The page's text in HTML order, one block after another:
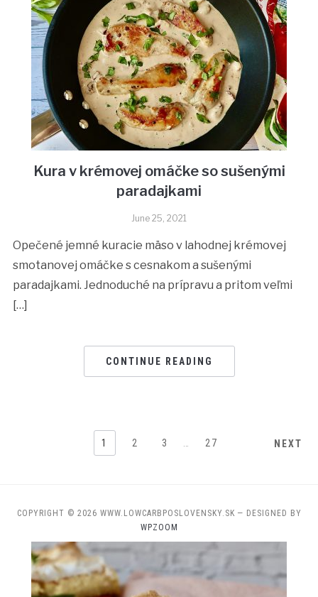
Kura v krémovej omáčke so sušenými
paradajkami
June 25, 2021
Opečené jemné kuracie mäso v lahodnej krémovej
smotanovej omáčke s cesnakom a sušenými
paradajkami. Jednoduché na prípravu a pritom veľmi
[…]
CONTINUE READING
1 2 3 27 NEXT
COPYRIGHT © 2026 WWW.LOWCARBPOSLOVENSKY.SK — DESIGNED BY
WPZOOM